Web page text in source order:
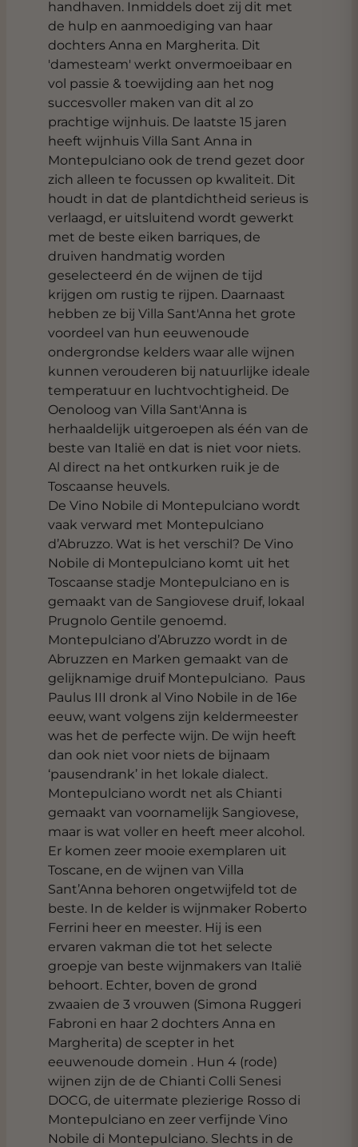
handhaven. Inmiddels doet zij dit met
de hulp en aanmoediging van haar
dochters Anna en Margherita. Dit
'damesteam' werkt onvermoeibaar en
vol passie & toewijding aan het nog
succesvoller maken van dit al zo
prachtige wijnhuis. De laatste 15 jaren
heeft wijnhuis Villa Sant Anna in
Montepulciano ook de trend gezet door
zich alleen te focussen op kwaliteit. Dit
houdt in dat de plantdichtheid serieus is
verlaagd, er uitsluitend wordt gewerkt
met de beste eiken barriques, de
druiven handmatig worden
geselecteerd én de wijnen de tijd
krijgen om rustig te rijpen. Daarnaast
hebben ze bij Villa Sant'Anna het grote
voordeel van hun eeuwenoude
ondergrondse kelders waar alle wijnen
kunnen verouderen bij natuurlijke ideale
temperatuur en luchtvochtigheid. De
Oenoloog van Villa Sant'Anna is
herhaaldelijk uitgeroepen als één van de
beste van Italië en dat is niet voor niets.
Al direct na het ontkurken ruik je de
Toscaanse heuvels.
De Vino Nobile di Montepulciano wordt
vaak verward met Montepulciano
d’Abruzzo. Wat is het verschil? De Vino
Nobile di Montepulciano komt uit het
Toscaanse stadje Montepulciano en is
gemaakt van de Sangiovese druif, lokaal
Prugnolo Gentile genoemd.
Montepulciano d’Abruzzo wordt in de
Abruzzen en Marken gemaakt van de
gelijknamige druif Montepulciano. Paus
Paulus III dronk al Vino Nobile in de 16e
eeuw, want volgens zijn keldermeester
was het de perfecte wijn. De wijn heeft
dan ook niet voor niets de bijnaam
‘pausendrank’ in het lokale dialect.
Montepulciano wordt net als Chianti
gemaakt van voornamelijk Sangiovese,
maar is wat voller en heeft meer alcohol.
Er komen zeer mooie exemplaren uit
Toscane, en de wijnen van Villa
Sant’Anna behoren ongetwijfeld tot de
beste. In de kelder is wijnmaker Roberto
Ferrini heer en meester. Hij is een
ervaren vakman die tot het selecte
groepje van beste wijnmakers van Italië
behoort. Echter, boven de grond
zwaaien de 3 vrouwen (Simona Ruggeri
Fabroni en haar 2 dochters Anna en
Margherita) de scepter in het
eeuwenoude domein . Hun 4 (rode)
wijnen zijn de de Chianti Colli Senesi
DOCG, de uitermate plezierige Rosso di
Montepulciano en zeer verfijnde Vino
Nobile di Montepulciano. Slechts in de